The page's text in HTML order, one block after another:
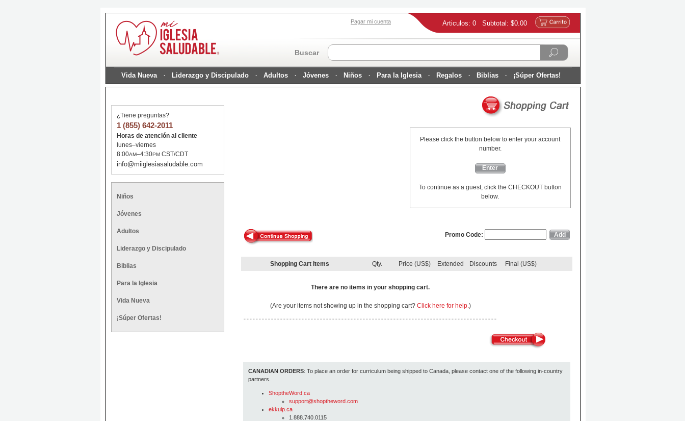
Articulos: 0 Subtotal: $0.00
Pagar mi cuenta
Buscar
Vida Nueva Liderazgo y Discipulado Adultos Jóvenes Niños Para la Iglesia Regalos Biblias ¡Súper Ofertas!
¿Tiene preguntas?
1 (855) 642-2011
Horas de atención al cliente
lunes–viernes
8:00AM–4:30PM CST/CDT
info@miiglesiasaludable.com
Niños
Jóvenes
Adultos
Liderazgo y Discipulado
Biblias
Para la Iglesia
Vida Nueva
¡Súper Ofertas!
Please click the button below to enter your account
number.
Enter
To continue as a guest, click the CHECKOUT button
below.
Promo Code:
Shopping Cart Items Qty. Price (US$) Extended Discounts Final (US$)
There are no items in your shopping cart.
(Are your items not showing up in the shopping cart? Click here for help.)
CANADIAN ORDERS: To place an order for curriculum being shipped to Canada, please contact one of the following in-country
partners.
ShoptheWord.ca
support@shoptheword.com
ekkuip.ca
1.888.740.0115